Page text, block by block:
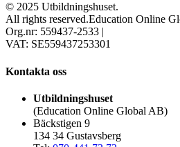
© 2025 Utbildningshuset.
All rights reserved.Education Online
Org.nr: 559437-2533 |
VAT: SE559437253301
Kontakta oss
Utbildningshuset
(Education Online Global AB)
Bäckstigen 9
134 34 Gustavsberg